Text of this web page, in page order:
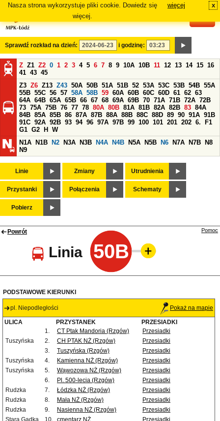
Nasza strona wykorzystuje pliki cookie. Dowiedz się
więcej.
więcej x
Sprawdź rozkład na dzień: i godzinę:
Z Z1 Z2 0 1 2 3 4 5 6 7 8 9 10A 10B 11 12 13 14 15 16
41 43 45
Z3 Z6 Z13 Z43 50A 50B 51A 51B 52 53A 53C 53B 54B 55A
55B 55C 56 57 58A 58B 59 60A 60B 60C 60D 61 62 63
64A 64B 65A 65B 66 67 68 69A 69B 70 71A 71B 72A 72B
73 75A 75B 76 77 78 80A 80B 81A 81B 82A 82B 83 84A
84B 85A 85B 86 87A 87B 88A 88B 88C 88D 89 90 91A 91B
91C 92A 92B 93 94 96 97A 97B 99 100 101 201 202 6.
F1
G1 G2 H
W
N1A
N1B N2 N3A N3B N4A N4B N5A N5B N6 N7A N7B
N8
N9
Linie Zmiany Utrudnienia
Przystanki Połączenia Schematy
Pobierz
Powrót
Linia 50B
Pomoc
PODSTAWOWE KIERUNKI
pl. Niepodległości Pokaż na mapie
ULICA PRZYSTANEK
PRZESIADKI
1.
CT Ptak Mandoria (Rzgów)
Przesiadki
Tuszyńska
2. CH PTAK NŻ (Rzgów)
Przesiadki
3.
Tuszyńska (Rzgów)
Przesiadki
Tuszyńska
4. Kamienna NŻ (Rzgów)
Przesiadki
Tuszyńska
5. Wąwozowa NŻ (Rzgów)
Przesiadki
6.
Pl. 500-lecia (Rzgów)
Przesiadki
Rudzka
7. Łódzka NŻ (Rzgów)
Przesiadki
Rudzka
8. Mała NŻ (Rzgów)
Przesiadki
Rudzka
9. Nasienna NŻ (Rzgów)
Przesiadki
Stara Gadka
10. cmentarz NŻ
Przesiadki